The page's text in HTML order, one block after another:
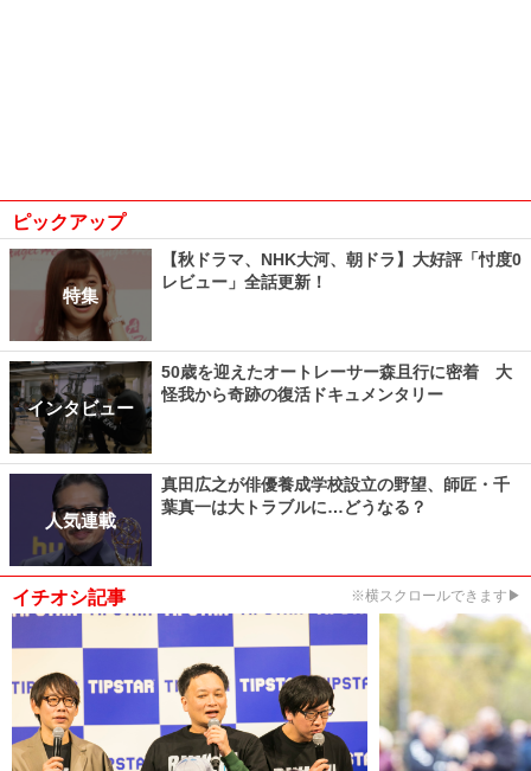
ピックアップ
特集
【秋ドラマ、NHK大河、朝ドラ】大好評「忖度0
レビュー」全話更新！
インタビュー
50歳を迎えたオートレーサー森且行に密着 大
怪我から奇跡の復活ドキュメンタリー
人気連載
真田広之が俳優養成学校設立の野望、師匠・千
葉真一は大トラブルに…どうなる？
イチオシ記事 ※横スクロールできます▶